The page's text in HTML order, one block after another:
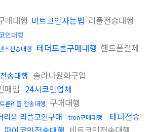
매대행 비트코인사는법 리플전송대행
인대행
스전송대행 테더트론구매대행 핸드폰결제
송대행 솔라나원화구입
매입 24시코인업체
트론리플 전송대행 구매대행
리움 리플코인구매 tron구매대행
테더전송